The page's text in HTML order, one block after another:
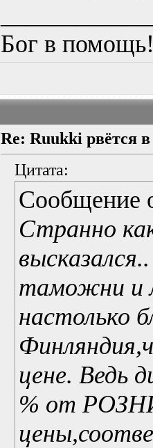
Бог в
Re: Ruukki рвётся
Цитата:
Сообщение
Странно
таможни и
настолько
цене. Ведь
% от